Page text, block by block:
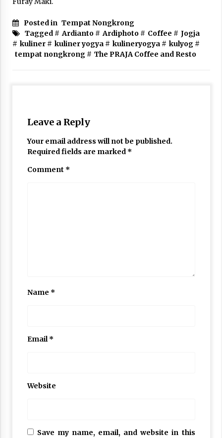
Posted in Tempat Nongkrong
Tagged # Ardianto# Ardiphoto# Coffee # Jogja
# kuliner# kuliner yogya# kulineryogya# kulyog#
tempat nongkrong# The PRAJA Coffee and Resto
Leave a Reply
Your email address will not be published.
Required fields are marked *
Comment *
Name *
Email*
Website
Save my name, email, and website in this